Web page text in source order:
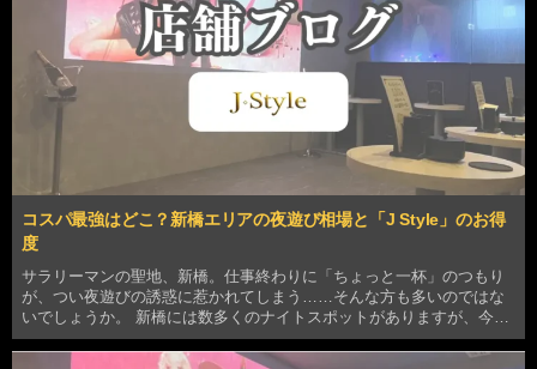
コスパ最強はどこ？新橋エリアの夜遊び相場と「J Style」のお得
度
サラリーマンの聖地、新橋。仕事終わりに「ちょっと一杯」のつもり
が、つい夜遊びの誘惑に惹かれてしまう……そんな方も多いのではな
いでしょうか。 新橋には数多くのナイトスポットがありますが、今、
特に注目を集めているのが「いちゃキャバ」です。しかし、いざお店
を探そうとすると「どこが安いの？」「本当におすすめ…